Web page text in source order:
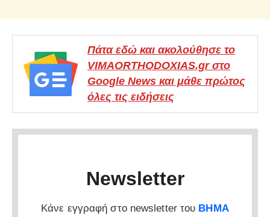
Πάτα εδώ και ακολούθησε το
VIMAORTHODOXIAS.gr στο
Google News και μάθε πρώτος
όλες τις ειδήσεις
Newsletter
Κάνε εγγραφή στο newsletter του ΒΗΜΑ